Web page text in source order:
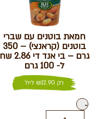
חמאת בוטנים עם שברי
בוטנים (קראנצי) – 350
גרם – בי אנד די 2.86 שח
ל- 100 גרם
רק ₪12.90 ליח'
-